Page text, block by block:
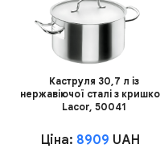
Каструля 30,7 л із
нержавіючої сталі з
Lacor, 50041
Ціна: 8909 UAH